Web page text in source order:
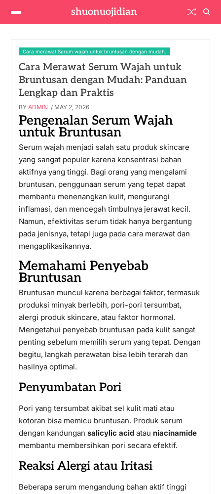
shuonuojidian
Cara merawat Serum wajah untuk bruntusan dengan mudah.
Cara Merawat Serum Wajah untuk
Bruntusan dengan Mudah: Panduan
Lengkap dan Praktis
BY ADMIN / MAY 2, 2026
Pengenalan Serum Wajah
untuk Bruntusan
Serum wajah menjadi salah satu produk skincare
yang sangat populer karena konsentrasi bahan
aktifnya yang tinggi. Bagi orang yang mengalami
bruntusan, penggunaan serum yang tepat dapat
membantu menenangkan kulit, mengurangi
inflamasi, dan mencegah timbulnya jerawat kecil.
Namun, efektivitas serum tidak hanya bergantung
pada jenisnya, tetapi juga pada cara merawat dan
mengaplikasikannya.
Memahami Penyebab
Bruntusan
Bruntusan muncul karena berbagai faktor, termasuk
produksi minyak berlebih, pori-pori tersumbat,
alergi produk skincare, atau faktor hormonal.
Mengetahui penyebab bruntusan pada kulit sangat
penting sebelum memilih serum yang tepat. Dengan
begitu, langkah perawatan bisa lebih terarah dan
hasilnya optimal.
Penyumbatan Pori
Pori yang tersumbat akibat sel kulit mati atau
kotoran bisa memicu bruntusan. Produk serum
dengan kandungan salicylic acidatau niacinamide
membantu membersihkan pori secara efektif.
Reaksi Alergi atau Iritasi
Beberapa serum mengandung bahan aktif tinggi